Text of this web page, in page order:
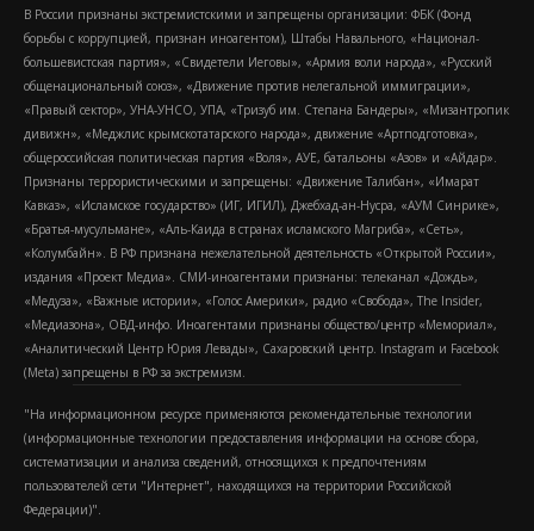
В России признаны экстремистскими и запрещены организации: ФБК (Фонд
борьбы с коррупцией, признан иноагентом), Штабы Навального, «Национал-
большевистская партия», «Свидетели Иеговы», «Армия воли народа», «Русский
общенациональный союз», «Движение против нелегальной иммиграции»,
«Правый сектор», УНА-УНСО, УПА, «Тризуб им. Степана Бандеры», «Мизантропик
дивижн», «Меджлис крымскотатарского народа», движение «Артподготовка»,
общероссийская политическая партия «Воля», АУЕ, батальоны «Азов» и «Айдар».
Признаны террористическими и запрещены: «Движение Талибан», «Имарат
Кавказ», «Исламское государство» (ИГ, ИГИЛ), Джебхад-ан-Нусра, «АУМ Синрике»,
«Братья-мусульмане», «Аль-Каида в странах исламского Магриба», «Сеть»,
«Колумбайн». В РФ признана нежелательной деятельность «Открытой России»,
издания «Проект Медиа». СМИ-иноагентами признаны: телеканал «Дождь»,
«Медуза», «Важные истории», «Голос Америки», радио «Свобода», The Insider,
«Медиазона», ОВД-инфо. Иноагентами признаны общество/центр «Мемориал»,
«Аналитический Центр Юрия Левады», Сахаровский центр. Instagram и Facebook
(Metа) запрещены в РФ за экстремизм.
"На информационном ресурсе применяются рекомендательные технологии
(информационные технологии предоставления информации на основе сбора,
систематизации и анализа сведений, относящихся к предпочтениям
пользователей сети "Интернет", находящихся на территории Российской
Федерации)".